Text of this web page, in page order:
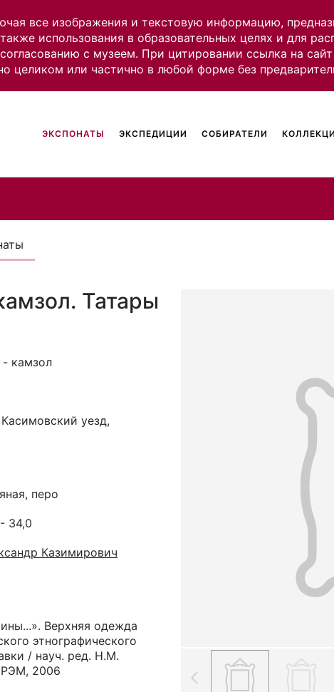
все изображения и текстовую информацию,
использования в образовательных целях и для
с музеем. При цитировании ссылка на
целиком или частично в любой форме без
ЭКСПОНАТЫ ЭКСПЕДИЦИИ СОБИРАТЕЛИ
Татары
- камзол
уезд,
перо
34,0
Казимирович
Верхняя одежда
этнографического
/ науч. ред. Н.М.
2006